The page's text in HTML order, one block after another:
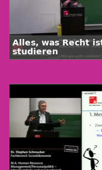
Alles, was Recht
studieren